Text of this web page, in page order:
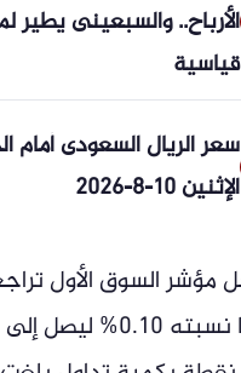
الأرباح.. والسبعينى يطير
قياسية
سعر الريال السعودى أمام
الإثنين 10-8-2026
نقطة بما نسبته 0.10%